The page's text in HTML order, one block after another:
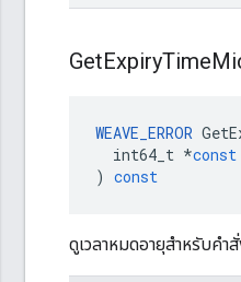
GetExpiryTime
WEAVE_ERROR
int64_t *const
) const
ดูเวลาหมดอายุสำหรับคำ